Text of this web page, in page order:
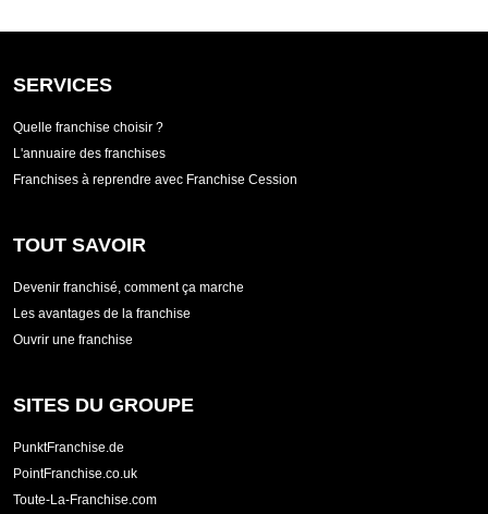
SERVICES
Quelle franchise choisir ?
L'annuaire des franchises
Franchises à reprendre avec Franchise Cession
TOUT SAVOIR
Devenir franchisé, comment ça marche
Les avantages de la franchise
Ouvrir une franchise
SITES DU GROUPE
PunktFranchise.de
PointFranchise.co.uk
Toute-La-Franchise.com